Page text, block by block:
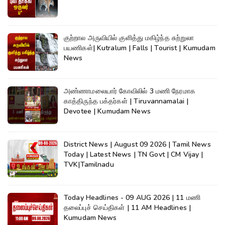
குற்றால அருவியில் குளித்து மகிழ்ந்த சுற்றுலா
பயணிகள்| Kutralum | Falls | Tourist | Kumudam
News
அண்ணாமலையார் கோவிலில் 3 மணி நேரமாக
காத்திருந்த பக்தர்கள் | Tiruvannamalai |
Devotee | Kumudam News
District News | August 09 2026 | Tamil News
Today | Latest News | TN Govt | CM Vijay |
TVK|Tamilnadu
Today Headlines - 09 AUG 2026 | 11 மணி
தலைப்புச் செய்திகள் | 11 AM Headlines |
Kumudam News